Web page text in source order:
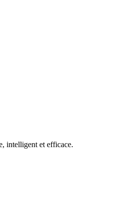
intelligent et efficace.